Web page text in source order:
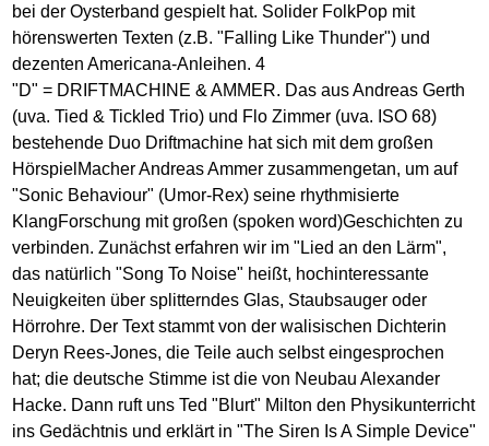
bei der Oysterband gespielt hat. Solider FolkPop mit
hörenswerten Texten (z.B. "Falling Like Thunder") und
dezenten Americana-Anleihen. 4
"D" = DRIFTMACHINE & AMMER. Das aus Andreas Gerth
(uva. Tied & Tickled Trio) und Flo Zimmer (uva. ISO 68)
bestehende Duo Driftmachine hat sich mit dem großen
HörspielMacher Andreas Ammer zusammengetan, um auf
"Sonic Behaviour" (Umor-Rex) seine rhythmisierte
KlangForschung mit großen (spoken word)Geschichten zu
verbinden. Zunächst erfahren wir im "Lied an den Lärm",
das natürlich "Song To Noise" heißt, hochinteressante
Neuigkeiten über splitterndes Glas, Staubsauger oder
Hörrohre. Der Text stammt von der walisischen Dichterin
Deryn Rees-Jones, die Teile auch selbst eingesprochen
hat; die deutsche Stimme ist die von Neubau Alexander
Hacke. Dann ruft uns Ted "Blurt" Milton den Physikunterricht
ins Gedächtnis und erklärt in "The Siren Is A Simple Device"